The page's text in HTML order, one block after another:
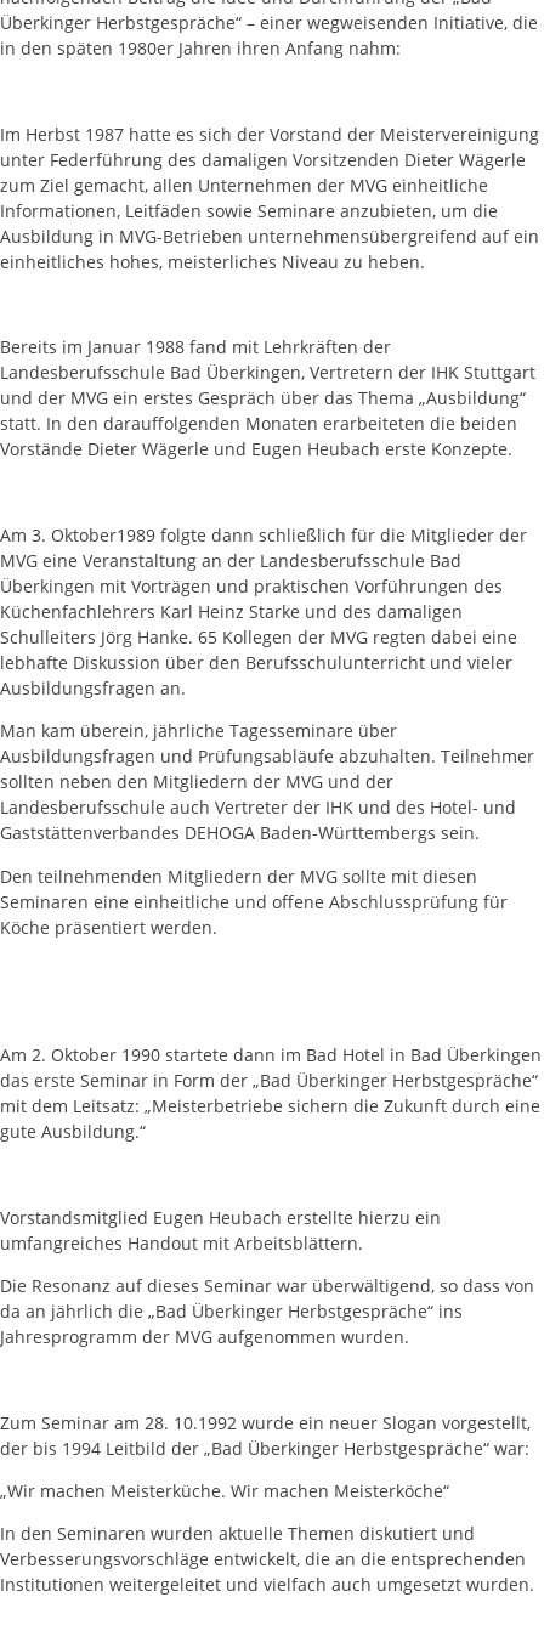
Überkinger Herbstgespräche“ – einer wegweisenden Initiative, die
in den späten 1980er Jahren ihren Anfang nahm:
Im Herbst 1987 hatte es sich der Vorstand der Meistervereinigung
unter Federführung des damaligen Vorsitzenden Dieter Wägerle
zum Ziel gemacht, allen Unternehmen der MVG einheitliche
Informationen, Leitfäden sowie Seminare anzubieten, um die
Ausbildung in MVG-Betrieben unternehmensübergreifend auf ein
einheitliches hohes, meisterliches Niveau zu heben.
Bereits im Januar 1988 fand mit Lehrkräften der
Landesberufsschule Bad Überkingen, Vertretern der IHK Stuttgart
und der MVG ein erstes Gespräch über das Thema „Ausbildung“
statt. In den darauffolgenden Monaten erarbeiteten die beiden
Vorstände Dieter Wägerle und Eugen Heubach erste Konzepte.
Am 3. Oktober1989 folgte dann schließlich für die Mitglieder der
MVG eine Veranstaltung an der Landesberufsschule Bad
Überkingen mit Vorträgen und praktischen Vorführungen des
Küchenfachlehrers Karl Heinz Starke und des damaligen
Schulleiters Jörg Hanke. 65 Kollegen der MVG regten dabei eine
lebhafte Diskussion über den Berufsschulunterricht und vieler
Ausbildungsfragen an.
Man kam überein, jährliche Tagesseminare über
Ausbildungsfragen und Prüfungsabläufe abzuhalten. Teilnehmer
sollten neben den Mitgliedern der MVG und der
Landesberufsschule auch Vertreter der IHK und des Hotel- und
Gaststättenverbandes DEHOGA Baden-Württembergs sein.
Den teilnehmenden Mitgliedern der MVG sollte mit diesen
Seminaren eine einheitliche und offene Abschlussprüfung für
Köche präsentiert werden.
Am 2. Oktober 1990 startete dann im Bad Hotel in Bad Überkingen
das erste Seminar in Form der „Bad Überkinger Herbstgespräche“
mit dem Leitsatz: „Meisterbetriebe sichern die Zukunft durch eine
gute Ausbildung.“
Vorstandsmitglied Eugen Heubach erstellte hierzu ein
umfangreiches Handout mit Arbeitsblättern.
Die Resonanz auf dieses Seminar war überwältigend, so dass von
da an jährlich die „Bad Überkinger Herbstgespräche“ ins
Jahresprogramm der MVG aufgenommen wurden.
Zum Seminar am 28. 10.1992 wurde ein neuer Slogan vorgestellt,
der bis 1994 Leitbild der „Bad Überkinger Herbstgespräche“ war:
„Wir machen Meisterküche. Wir machen Meisterköche“
In den Seminaren wurden aktuelle Themen diskutiert und
Verbesserungsvorschläge entwickelt, die an die entsprechenden
Institutionen weitergeleitet und vielfach auch umgesetzt wurden.